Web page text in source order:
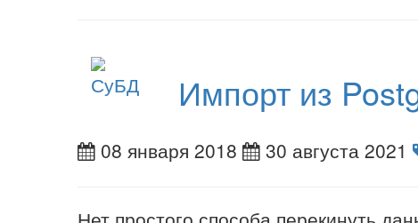
Импорт из
08 января 2018 30 августа 2021